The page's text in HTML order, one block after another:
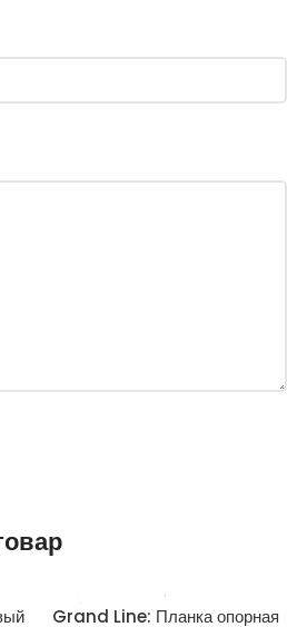
Grand Line: Планка опорная